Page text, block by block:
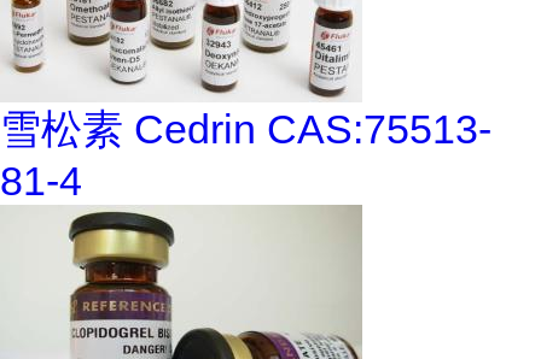
雪松素 Cedrin CAS:75513-
81-4